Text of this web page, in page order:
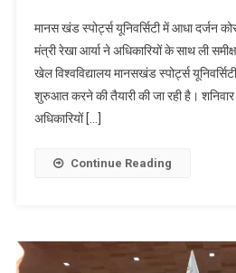
मानस खंड स्पोर्ट्स यूनिवर्सिटी में आधा दर्जन
मंत्री रेखा आर्या ने अधिकारियों के साथ ली
खेल विश्वविद्यालय मानसखंड स्पोर्ट्स
शुरुआत करने की तैयारी की जा रही है।
अधिकारियों […]
Continue Reading